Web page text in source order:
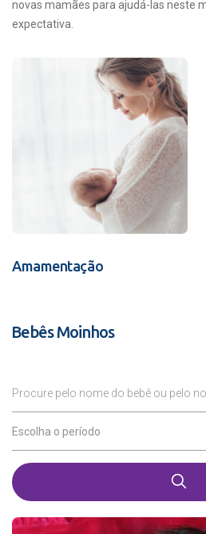
novas mamães para ajudá-las neste
expectativa.
Amamentação
Bebês Moinhos
Procure pelo nome do bebê ou pelo
Escolha o período